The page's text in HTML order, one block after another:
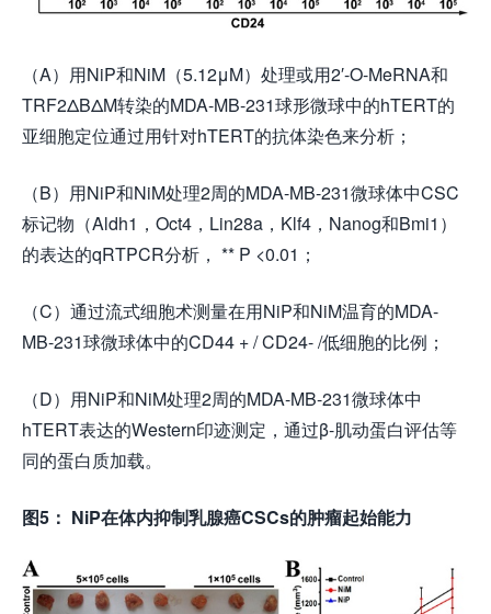
（A）用NiP和NiM（5.12μM）处理或用2′-O-MeRNA和
TRF2ΔBΔM转染的MDA-MB-231球形微球中的hTERT的
亚细胞定位通过用针对hTERT的抗体染色来分析；
（B）用NiP和NiM处理2周的MDA-MB-231微球体中CSC
标记物（Aldh1，Oct4，Lin28a，Klf4，Nanog和Bmi1）
的表达的qRTPCR分析， ** P <0.01；
（C）通过流式细胞术测量在用NiP和NiM温育的MDA-
MB-231球微球体中的CD44 + / CD24- /低细胞的比例；
（D）用NiP和NiM处理2周的MDA-MB-231微球体中
hTERT表达的Western印迹测定，通过β-肌动蛋白评估等
同的蛋白质加载。
图5： NiP在体内抑制乳腺癌CSCs的肿瘤起始能力